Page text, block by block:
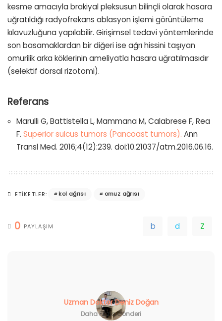
kesme amacıyla brakiyal pleksusun bilinçli olarak hasara
uğratıldığı radyofrekans ablasyon işlemi görüntüleme
kılavuzluğuna yapılabilir. Girişimsel tedavi yöntemlerinde
son basamaklardan bir diğeri ise ağrı hissini taşıyan
omurilik arka köklerinin ameliyatla hasara uğratılmasıdır
(selektif dorsal rizotomi).
Referans
Marulli G, Battistella L, Mammana M, Calabrese F, Rea
F. Superior sulcus tumors (Pancoast tumors). Ann
Transl Med. 2016;4(12):239. doi:10.21037/atm.2016.06.16.
ETIKETLER: kol ağrısı omuz ağrısı
0 PAYLAŞIM
Uzman Doktor Deniz Doğan
Daha Fazla Gönderi